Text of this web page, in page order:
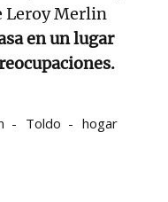
Leroy Merlin
en un lugar
Toldo hogar